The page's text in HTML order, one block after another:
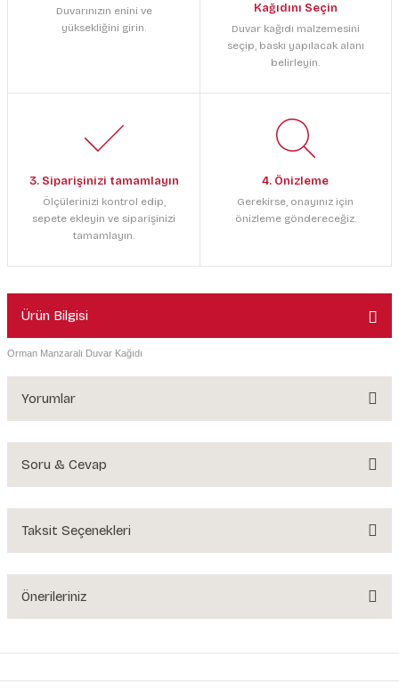
Duvarınızın enini ve
yüksekliğini girin.
Kağıdını Seçin
Duvar kağıdı malzemesini
seçip, baskı yapılacak alanı
belirleyin.
3. Siparişinizi tamamlayın
Ölçülerinizi kontrol edip,
sepete ekleyin ve siparişinizi
tamamlayın.
4. Önizleme
Gerekirse, onayınız için
önizleme göndereceğiz.
Ürün Bilgisi
Orman Manzaralı Duvar Kağıdı
Yorumlar
Soru & Cevap
Ürün hakkında henüz soru sorulmamış.
Taksit Seçenekleri
Önerileriniz
yetersiz gördüğünüz noktaları öneri formunu kullanarak tarafımıza
Görüş ve önerileriniz için teşekkür ederiz.